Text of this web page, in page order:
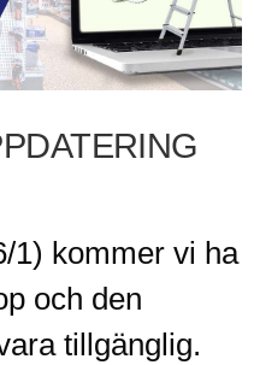
1) kommer vi ha
och den
tillgänglig.